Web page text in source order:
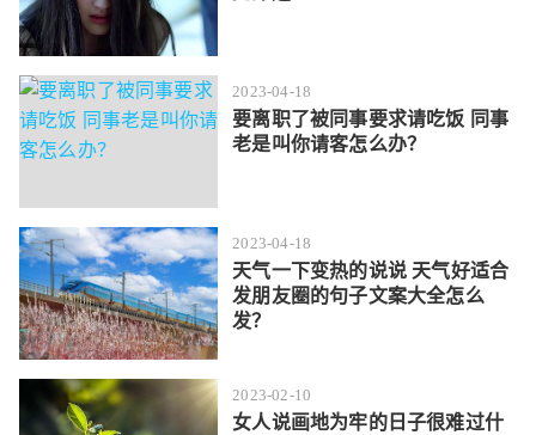
2023-04-18
要离职了被同事要求请吃饭 同事
老是叫你请客怎么办？
2023-04-18
天气一下变热的说说 天气好适合
发朋友圈的句子文案大全怎么
发？
2023-02-10
女人说画地为牢的日子很难过什